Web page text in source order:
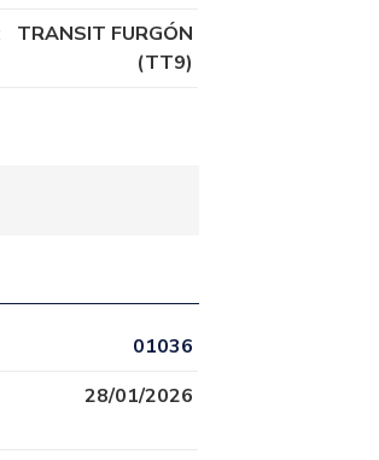
TRANSIT FURGÓN
(TT9)
01036
28/01/2026